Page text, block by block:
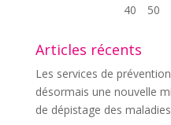
40
50
Articles récents
Les services de
désormais une nouvelle
de dépistage des